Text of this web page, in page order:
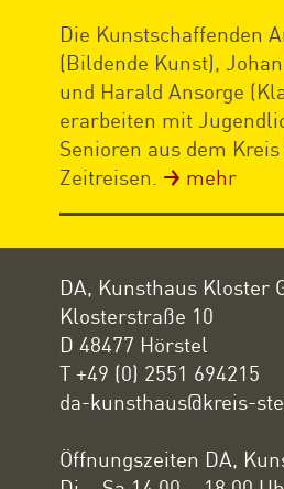
Die Kunstschaffenden
(Bildende Kunst),
und Harald Ansorge
erarbeiten mit
Senioren aus dem
Zeitreisen.
mehr
DA, Kunsthaus Kloster
Klosterstraße 10
D 48477 Hörstel
T +49 (0) 2551 694215
da-kunsthaus@kreis-
Öffnungszeiten DA,